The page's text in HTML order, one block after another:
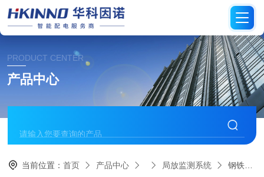
PRODUCT CENTER
产品中心
当前位置：首页 产品中心 局放监测系统 钢铁冶炼环网柜局放监测系统-安全可靠